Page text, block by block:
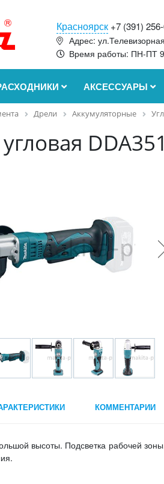
Красноярск +7 (391)
Адрес:
Время работы: ПН-ПТ
АКСЕССУАРЫ
Дрели Аккумуляторные
КОММЕНТАРИИ
высоты. Подсветка рабочей